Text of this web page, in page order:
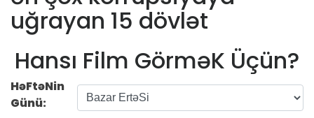
uğrayan 15 dövlət
Hansı Film GörməK Üçün?
HəFtəNin
Günü: